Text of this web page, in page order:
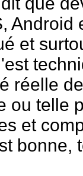
Android
et
réelle
ou telle
et
bonne,